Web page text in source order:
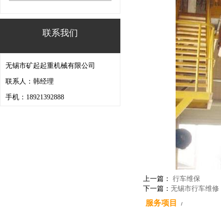
联系我们
无锡市矿起起重机械有限公司
联系人：韩经理
手机：18921392888
上一篇：
行车维保
下一篇： 无锡市行车维修
服务项目 /